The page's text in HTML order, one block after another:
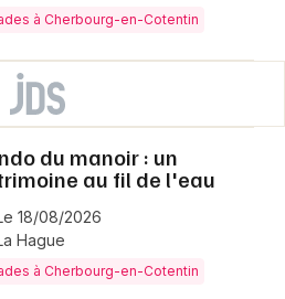
à Cherbourg-en-Cotentin
du manoir : un
au fil de l'eau
18/08/2026
Hague
à Cherbourg-en-Cotentin